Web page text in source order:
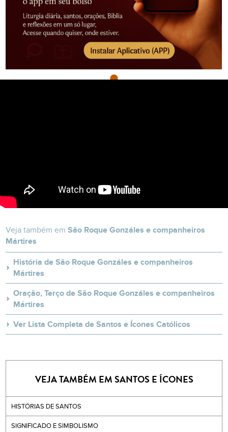
Veja também emSão Roque Gonzáles e companheiros
Mártires
História de São Roque Gonzáles e companheiros
Mártires
Oração, Terço de São Roque Gonzáles e companheiros
Mártires
Ver Lista Completa de Santos e Ícones Católicos
VEJA TAMBÉM EM SANTOS E ÍCONES
HISTÓRIAS DE SANTOS
SIGNIFICADO E SIMBOLISMO